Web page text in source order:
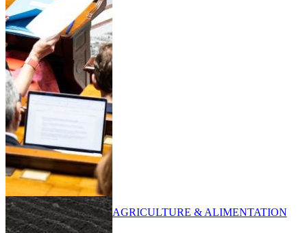
AGRICULTURE & ALIMENTATION